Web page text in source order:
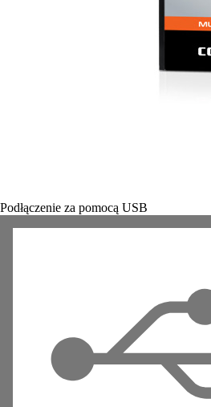
Podłączenie za pomocą USB